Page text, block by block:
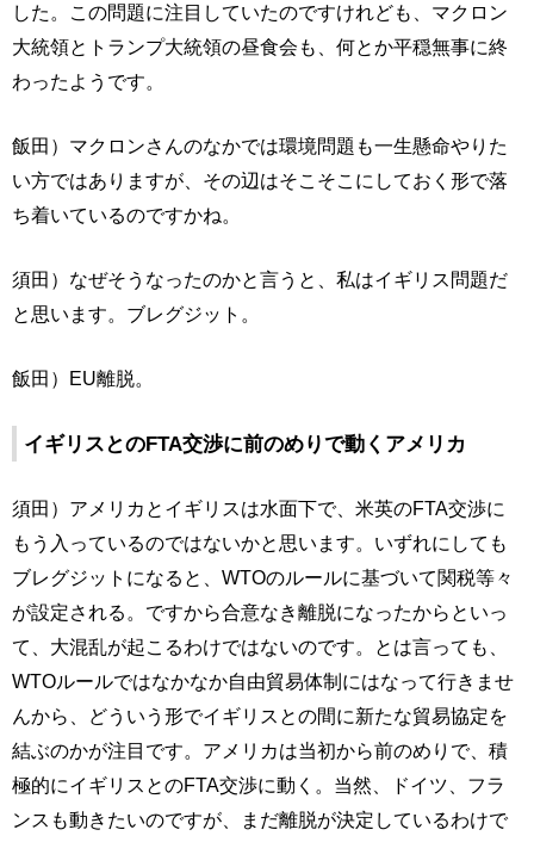
した。この問題に注目していたのですけれども、マクロン
大統領とトランプ大統領の昼食会も、何とか平穏無事に終
わったようです。
飯田）マクロンさんのなかでは環境問題も一生懸命やりた
い方ではありますが、その辺はそこそこにしておく形で落
ち着いているのですかね。
須田）なぜそうなったのかと言うと、私はイギリス問題だ
と思います。ブレグジット。
飯田）EU離脱。
イギリスとのFTA交渉に前のめりで動くアメリカ
須田）アメリカとイギリスは水面下で、米英のFTA交渉に
もう入っているのではないかと思います。いずれにしても
ブレグジットになると、WTOのルールに基づいて関税等々
が設定される。ですから合意なき離脱になったからといっ
て、大混乱が起こるわけではないのです。とは言っても、
WTOルールではなかなか自由貿易体制にはなって行きませ
んから、どういう形でイギリスとの間に新たな貿易協定を
結ぶのかが注目です。アメリカは当初から前のめりで、積
極的にイギリスとのFTA交渉に動く。当然、ドイツ、フラ
ンスも動きたいのですが、まだ離脱が決定しているわけで